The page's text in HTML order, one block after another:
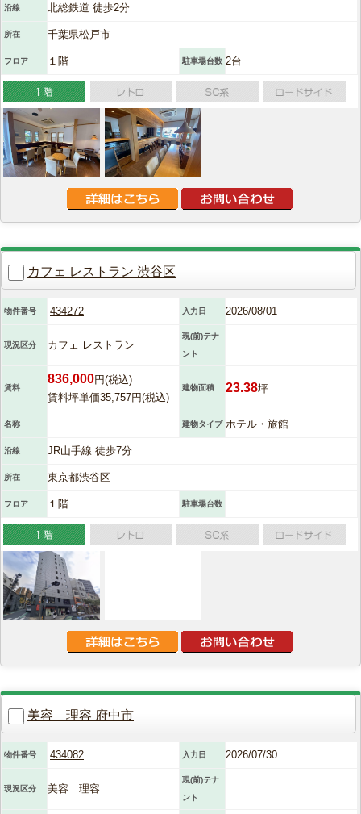
沿線 北総鉄道 徒歩2分
所在 千葉県松戸市
フロア １階 駐車場台数 2台
カフェ レストラン 渋谷区
物件番号 434272 入力日 2026/08/01
現況区分 カフェ レストラン
現(前)テナ
ント
賃料
836,000円(税込)
賃料坪単価35,757円(税込)
建物面積 23.38坪
名称 建物タイプ ホテル・旅館
沿線 JR山手線 徒歩7分
所在 東京都渋谷区
フロア １階 駐車場台数
美容 理容 府中市
物件番号 434082 入力日 2026/07/30
現況区分 美容 理容
現(前)テナ
ント